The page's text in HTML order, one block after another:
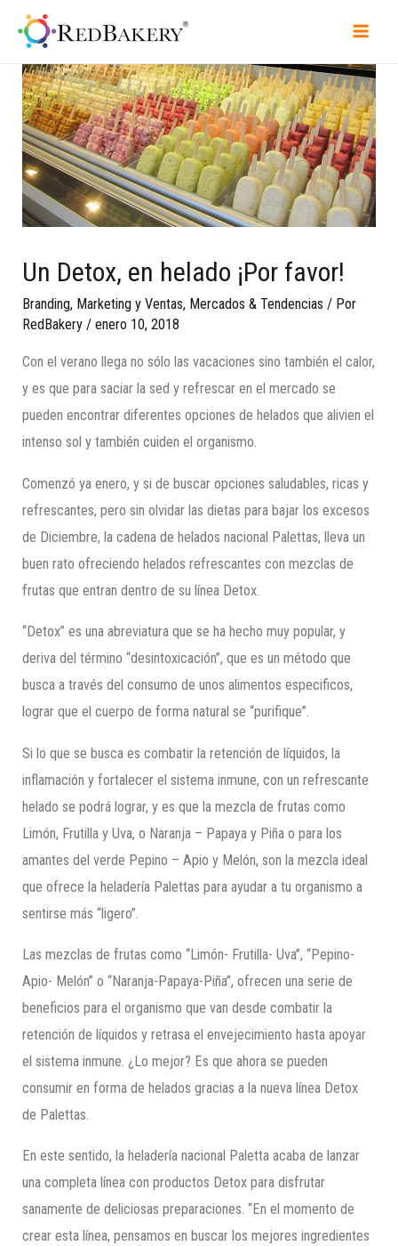
Un Detox, en helado ¡Por favor!
Branding, Marketing y Ventas, Mercados & Tendencias / Por
RedBakery /enero 10, 2018
Con el verano llega no sólo las vacaciones sino también el calor,
y es que para saciar la sed y refrescar en el mercado se
pueden encontrar diferentes opciones de helados que alivien el
intenso sol y también cuiden el organismo.
Comenzó ya enero, y si de buscar opciones saludables, ricas y
refrescantes, pero sin olvidar las dietas para bajar los excesos
de Diciembre, la cadena de helados nacional Palettas, lleva un
buen rato ofreciendo helados refrescantes con mezclas de
frutas que entran dentro de su línea Detox.
“Detox” es una abreviatura que se ha hecho muy popular, y
deriva del término “desintoxicación”, que es un método que
busca a través del consumo de unos alimentos especificos,
lograr que el cuerpo de forma natural se “purifique”.
Si lo que se busca es combatir la retención de líquidos, la
inflamación y fortalecer el sistema inmune, con un refrescante
helado se podrá lograr, y es que la mezcla de frutas como
Limón, Frutilla y Uva, o Naranja – Papaya y Piña o para los
amantes del verde Pepino – Apio y Melón, son la mezcla ideal
que ofrece la heladería Palettas para ayudar a tu organismo a
sentirse más “ligero”.
Las mezclas de frutas como “Limón- Frutilla- Uva”, “Pepino-
Apio- Melón” o “Naranja-Papaya-Piña”, ofrecen una serie de
beneficios para el organismo que van desde combatir la
retención de líquidos y retrasa el envejecimiento hasta apoyar
el sistema inmune. ¿Lo mejor? Es que ahora se pueden
consumir en forma de helados gracias a la nueva línea Detox
de Palettas.
En este sentido, la heladería nacional Paletta acaba de lanzar
una completa línea con productos Detox para disfrutar
sanamente de deliciosas preparaciones. “En el momento de
crear esta línea, pensamos en buscar los mejores ingredientes